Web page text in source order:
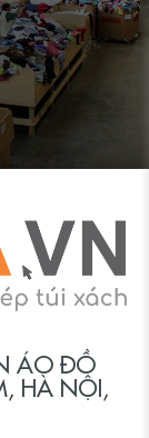
ÁO ĐỒ
HÀ NỘI,